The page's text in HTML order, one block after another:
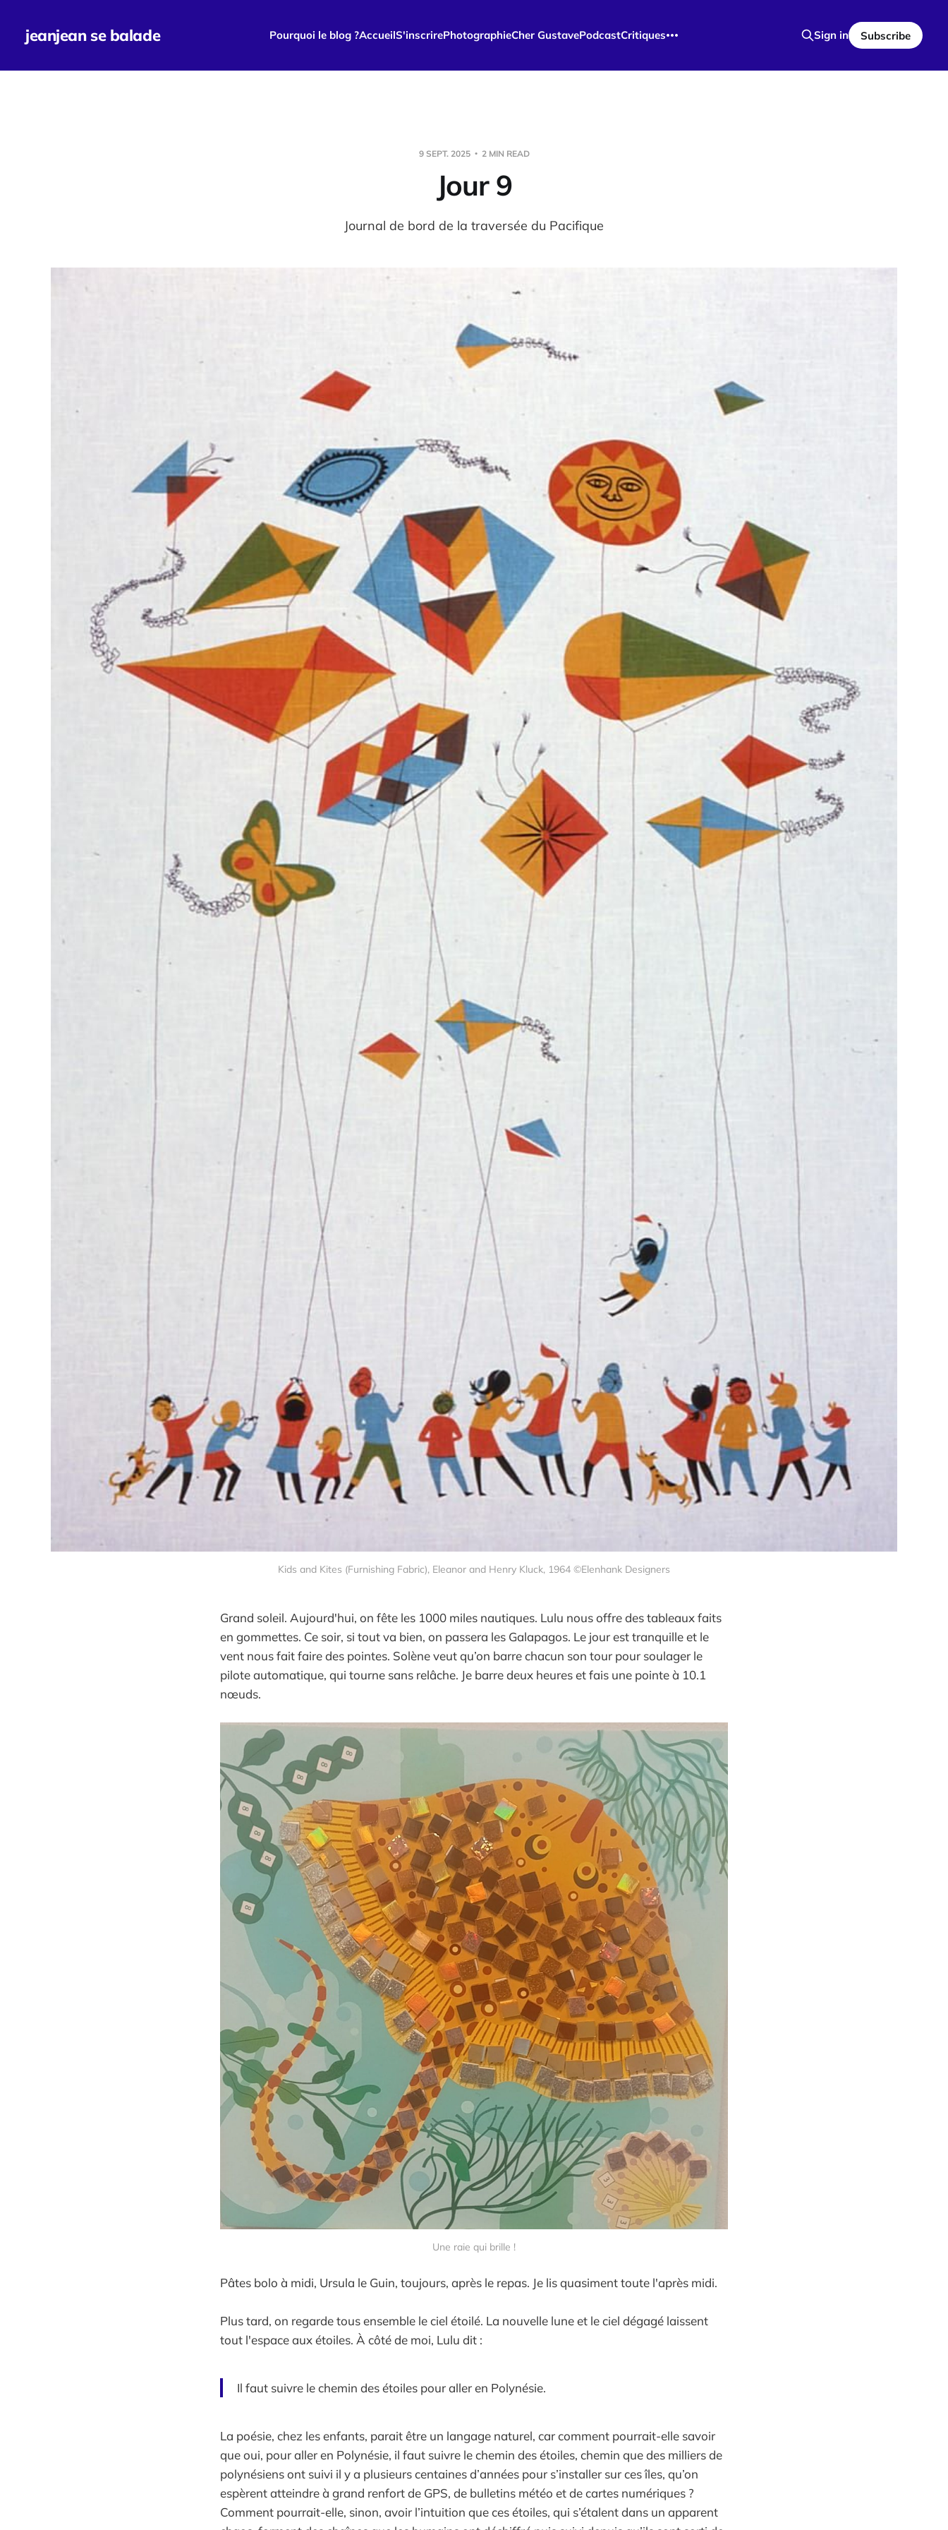
jeanjean se balade Pourquoi le blog ?AccueilS'inscrirePhotographieCher GustavePodcastCritiques Sign in Subscribe
9 SEPT. 2025 2 MIN READ
Jour 9
Journal de bord de la traversée du Pacifique
Kids and Kites (Furnishing Fabric), Eleanor and Henry Kluck, 1964 ©Elenhank Designers
Grand soleil. Aujourd'hui, on fête les 1000 miles nautiques. Lulu nous offre des tableaux faits
en gommettes. Ce soir, si tout va bien, on passera les Galapagos. Le jour est tranquille et le
vent nous fait faire des pointes. Solène veut qu’on barre chacun son tour pour soulager le
pilote automatique, qui tourne sans relâche. Je barre deux heures et fais une pointe à 10.1
nœuds.
Une raie qui brille !
Pâtes bolo à midi, Ursula le Guin, toujours, après le repas. Je lis quasiment toute l'après midi.
Plus tard, on regarde tous ensemble le ciel étoilé. La nouvelle lune et le ciel dégagé laissent
tout l'espace aux étoiles. À côté de moi, Lulu dit :
Il faut suivre le chemin des étoiles pour aller en Polynésie.
La poésie, chez les enfants, parait être un langage naturel, car comment pourrait-elle savoir
que oui, pour aller en Polynésie, il faut suivre le chemin des étoiles, chemin que des milliers de
polynésiens ont suivi il y a plusieurs centaines d’années pour s’installer sur ces îles, qu’on
espèrent atteindre à grand renfort de GPS, de bulletins météo et de cartes numériques ?
Comment pourrait-elle, sinon, avoir l’intuition que ces étoiles, qui s’étalent dans un apparent